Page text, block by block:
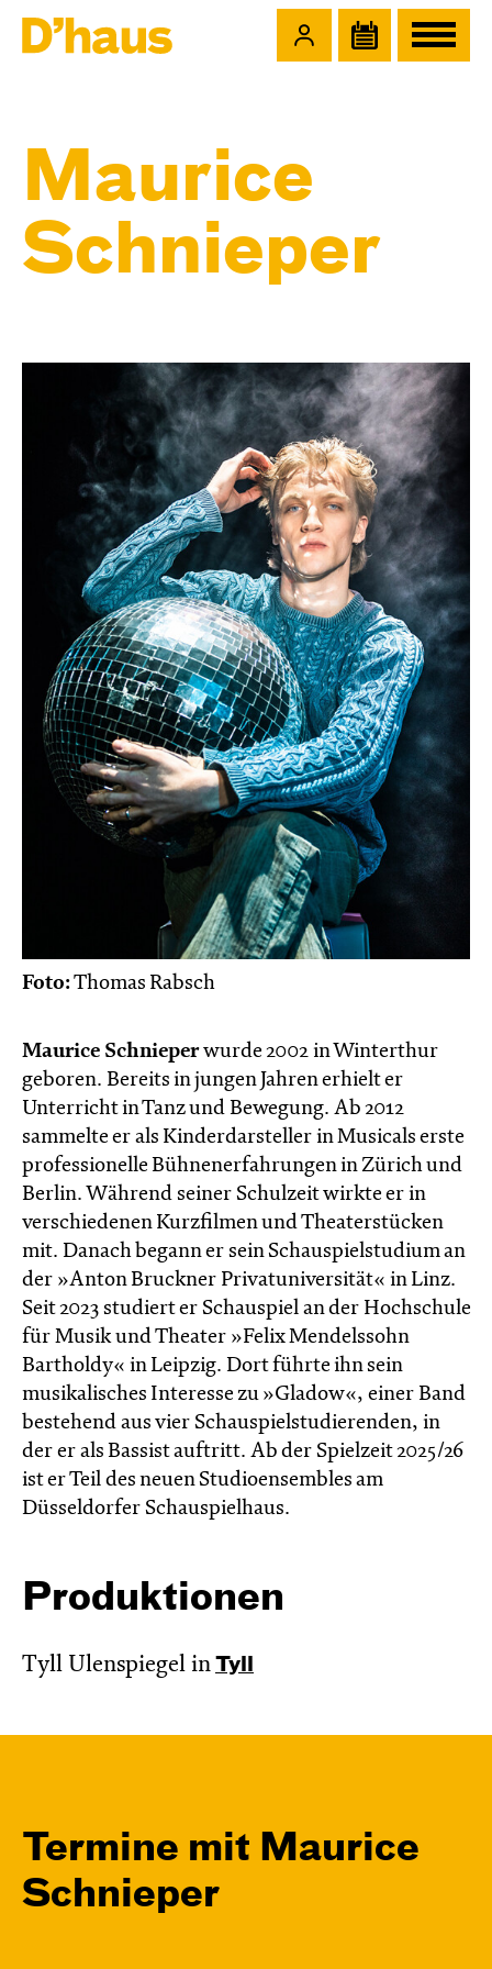
Maurice
Schnieper
Foto:Thomas Rabsch
Maurice Schnieperwurde 2002 in Winterthur
geboren. Bereits in jungen Jahren erhielt er
Unterricht in Tanz und Bewegung. Ab 2012
sammelte er als Kinderdarsteller in Musicals erste
professionelle Bühnenerfahrungen in Zürich und
Berlin. Während seiner Schulzeit wirkte er in
verschiedenen Kurzfilmen und Theaterstücken
mit. Danach begann er sein Schauspielstudium an
der »Anton Bruckner Privatuniversität« in Linz.
Seit 2023 studiert er Schauspiel an der Hochschule
für Musik und Theater »Felix Mendelssohn
Bartholdy« in Leipzig. Dort führte ihn sein
musikalisches Interesse zu »Gladow«, einer Band
bestehend aus vier Schauspielstudierenden, in
der er als Bassist auftritt. Ab der Spielzeit 2025/26
ist er Teil des neuen Studioensembles am
Düsseldorfer Schauspielhaus.
Produktionen
Tyll Ulenspiegel in Tyll
Termine mit Maurice
Schnieper